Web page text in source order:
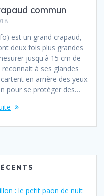
commun
est un grand crapaud,
deux fois plus grandes
jusqu'à 15 cm de
à ses glandes
en arrière des yeux.
pour se protéger des…
: le petit paon de nuit